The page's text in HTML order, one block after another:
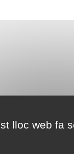
lloc web fa